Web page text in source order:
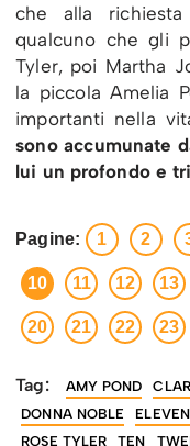
che alla
qualcuno che gli
Tyler, poi Martha
la piccola Amelia
importanti nella
sono accumunate
lui un profondo e
Pagine: 1 2
10 11 12 13
20 21 22 23
Tag: AMY POND
DONNA NOBLE
ELEVEN
ROSE TYLER
TEN